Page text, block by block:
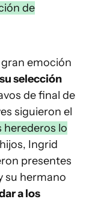
de
emoción
selección
de final de
siguieron el
herederos lo
Ingrid
presentes
su hermano
a los